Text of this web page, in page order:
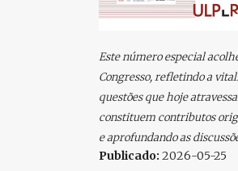
Este número especial
Congresso, refletindo a
questões que hoje
constituem contributos
e aprofundando as
Publicado: 2026-05-25